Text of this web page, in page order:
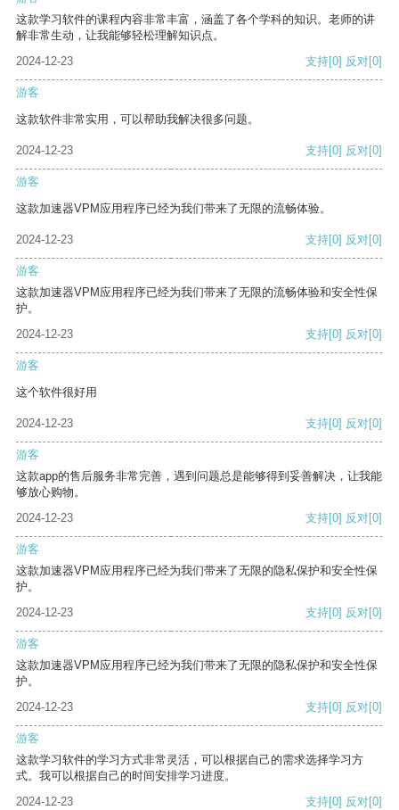
这款学习软件的课程内容非常丰富，涵盖了各个学科的知识。老师的讲
解非常生动，让我能够轻松理解知识点。
2024-12-23
支持[0] 反对[0]
游客
这款软件非常实用，可以帮助我解决很多问题。
2024-12-23 支持[0] 反对[0]
游客
这款加速器VPM应用程序已经为我们带来了无限的流畅体验。
2024-12-23 支持[0] 反对[0]
游客
这款加速器VPM应用程序已经为我们带来了无限的流畅体验和安全性保
护。
2024-12-23
支持[0] 反对[0]
游客
这个软件很好用
2024-12-23 支持[0] 反对[0]
游客
这款app的售后服务非常完善，遇到问题总是能够得到妥善解决，让我能
够放心购物。
2024-12-23
支持[0] 反对[0]
游客
这款加速器VPM应用程序已经为我们带来了无限的隐私保护和安全性保
护。
2024-12-23
支持[0] 反对[0]
游客
这款加速器VPM应用程序已经为我们带来了无限的隐私保护和安全性保
护。
2024-12-23
支持[0] 反对[0]
游客
这款学习软件的学习方式非常灵活，可以根据自己的需求选择学习方
式。我可以根据自己的时间安排学习进度。
2024-12-23
支持[0] 反对[0]